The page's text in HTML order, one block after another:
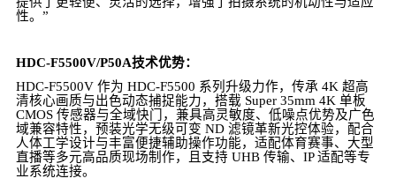
性。”
HDC-F5500V/P50A技术优势：
HDC-F5500V 作为 HDC-F5500 系列升级力作，传承 4K 超高
清核心画质与出色动态捕捉能力，搭载 Super 35mm 4K 单板
CMOS 传感器与全域快门，兼具高灵敏度、低噪点优势及广色
域兼容特性，预装光学无级可变 ND 滤镜革新光控体验，配合
人体工学设计与丰富便捷辅助操作功能，适配体育赛事、大型
直播等多元高品质现场制作，且支持 UHB 传输、IP 适配等专
业系统连接。